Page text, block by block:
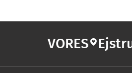
VORES